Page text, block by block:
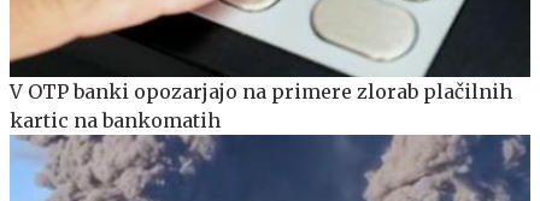
V OTP banki opozarjajo na primere zlorab plačilnih
kartic na bankomatih